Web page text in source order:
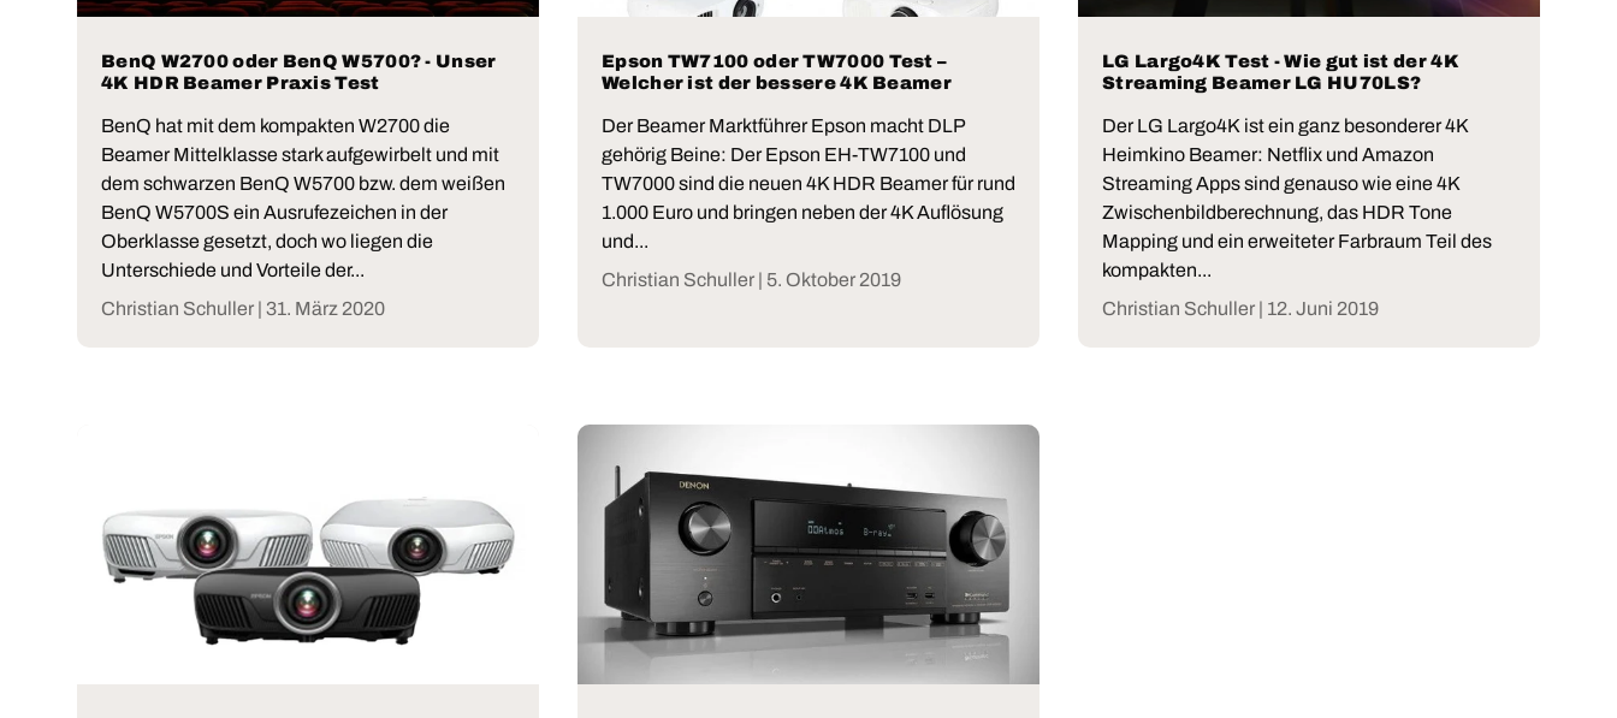
BenQ W2700 oder BenQ W5700? - Unser
4K HDR Beamer Praxis Test
BenQ hat mit dem kompakten W2700 die
Beamer Mittelklasse stark aufgewirbelt und mit
dem schwarzen BenQ W5700 bzw. dem weißen
BenQ W5700S ein Ausrufezeichen in der
Oberklasse gesetzt, doch wo liegen die
Unterschiede und Vorteile der...
Christian Schuller | 31. März 2020
Epson TW7100 oder TW7000 Test –
Welcher ist der bessere 4K Beamer
Der Beamer Marktführer Epson macht DLP
gehörig Beine: Der Epson EH-TW7100 und
TW7000 sind die neuen 4K HDR Beamer für rund
1.000 Euro und bringen neben der 4K Auflösung
und...
Christian Schuller | 5. Oktober 2019
LG Largo4K Test - Wie gut ist der 4K
Streaming Beamer LG HU70LS?
Der LG Largo4K ist ein ganz besonderer 4K
Heimkino Beamer: Netflix und Amazon
Streaming Apps sind genauso wie eine 4K
Zwischenbildberechnung, das HDR Tone
Mapping und ein erweiteter Farbraum Teil des
kompakten...
Christian Schuller | 12. Juni 2019